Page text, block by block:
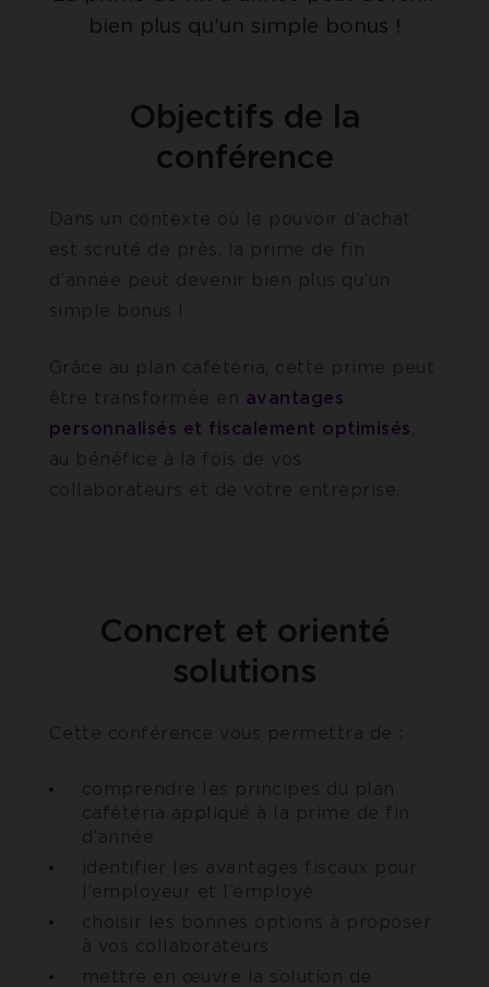
bien plus qu’un simple bonus !
Objectifs de la
conférence
Dans un contexte où le pouvoir d’achat
est scruté de près, la prime de fin
d’année peut devenir bien plus qu’un
simple bonus !
Grâce au plan cafétéria, cette prime peut
être transformée en avantages
personnalisés et fiscalement optimisés,
au bénéfice à la fois de vos
collaborateurs et de votre entreprise.
Concret et orienté
solutions
Cette conférence vous permettra de :
comprendre les principes du plan
cafétéria appliqué à la prime de fin
d’année
identifier les avantages fiscaux pour
l’employeur et l’employé
choisir les bonnes options à proposer
à vos collaborateurs
mettre en œuvre la solution de